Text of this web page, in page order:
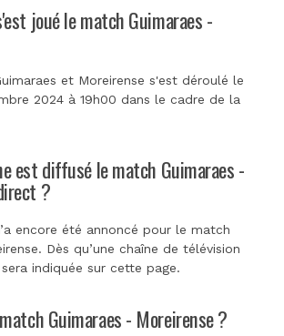
joué le match Guimaraes -
et Moreirense s'est déroulé le
2024 à 19h00 dans le cadre de la
est diffusé le match Guimaraes -
?
encore été annoncé pour le match
Dès qu’une chaîne de télévision
indiquée sur cette page.
Guimaraes - Moreirense ?